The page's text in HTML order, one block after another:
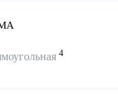
4